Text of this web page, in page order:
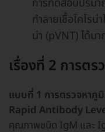
ทำลายเชื้อโคโรน่
น่า (pVNT) ได้ม
เรื่องที่ 2 การต
แบบที่ 1 การตรวจหา
Rapid Antibody
คุณภาพชนิด IgM และ